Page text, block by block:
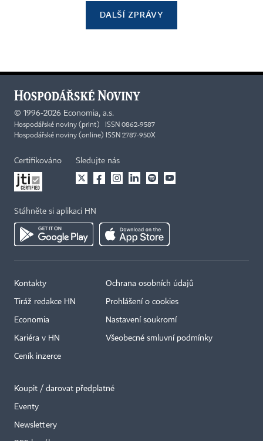
DALŠÍ ZPRÁVY
© 1996-2026 Economia, a.s.
Hospodářské noviny (print) ISSN 0862-9587
Hospodářské noviny (online) ISSN 2787-950X
Certifikováno Sledujte nás
Stáhněte si aplikaci HN
Kontakty
Tiráž redakce HN
Economia
Kariéra v HN
Ceník inzerce
Ochrana osobních údajů
Prohlášení o cookies
Nastavení soukromí
Všeobecné smluvní podmínky
Koupit / darovat předplatné
Eventy
Newslettery